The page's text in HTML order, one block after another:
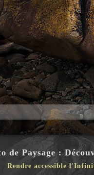
de Paysage :
Rendre accessible